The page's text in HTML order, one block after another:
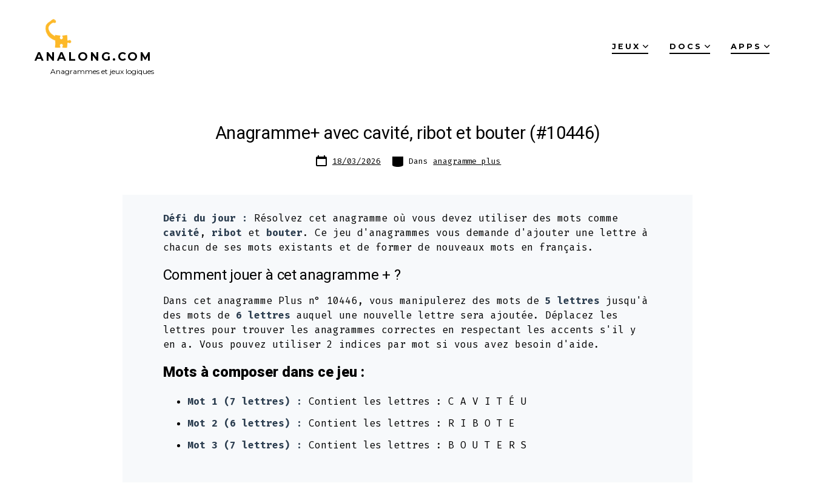
ANALONG.COM
Anagrammes et jeux logiques
JEUX DOCS APPS
Anagramme+ avec cavité, ribot et bouter (#10446)
Date
de 18/03/2026 Catégories
Dans anagramme plus
Défi du jour :
Résolvez cet anagramme où vous devez utiliser des mots comme
cavité , ribot et bouter. Ce jeu d'anagrammes vous demande d'ajouter une lettre à
chacun de ses mots existants et de former de nouveaux mots en français.
Comment jouer à cet anagramme + ?
Dans cet anagramme Plus n° 10446, vous manipulerez des mots de 5 lettres jusqu'à
des mots de 6 lettres auquel une nouvelle lettre sera ajoutée. Déplacez les
lettres pour trouver les anagrammes correctes en respectant les accents s'il y
en a. Vous pouvez utiliser 2 indices par mot si vous avez besoin d'aide.
Mots à composer dans ce jeu :
Mot 1 (7 lettres) :
Contient les lettres : C A V I T É U
Mot 2 (6 lettres) :
Contient les lettres : R I B O T E
Mot 3 (7 lettres) :
Contient les lettres : B O U T E R S